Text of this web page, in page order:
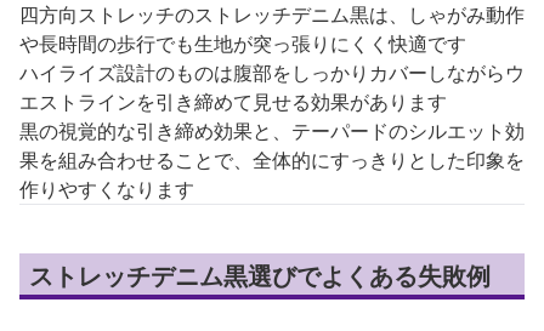
四方向ストレッチのストレッチデニム黒は、しゃがみ動作
や長時間の歩行でも生地が突っ張りにくく快適です
ハイライズ設計のものは腹部をしっかりカバーしながらウ
エストラインを引き締めて見せる効果があります
黒の視覚的な引き締め効果と、テーパードのシルエット効
果を組み合わせることで、全体的にすっきりとした印象を
作りやすくなります
ストレッチデニム黒選びでよくある失敗例